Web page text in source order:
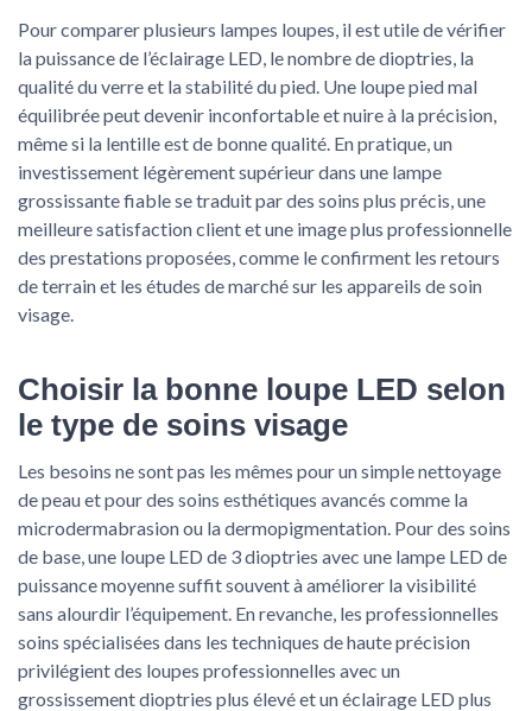
Pour comparer plusieurs lampes loupes, il est utile de vérifier
la puissance de l’éclairage LED, le nombre de dioptries, la
qualité du verre et la stabilité du pied. Une loupe pied mal
équilibrée peut devenir inconfortable et nuire à la précision,
même si la lentille est de bonne qualité. En pratique, un
investissement légèrement supérieur dans une lampe
grossissante fiable se traduit par des soins plus précis, une
meilleure satisfaction client et une image plus professionnelle
des prestations proposées, comme le confirment les retours
de terrain et les études de marché sur les appareils de soin
visage.
Choisir la bonne loupe LED selon
le type de soins visage
Les besoins ne sont pas les mêmes pour un simple nettoyage
de peau et pour des soins esthétiques avancés comme la
microdermabrasion ou la dermopigmentation. Pour des soins
de base, une loupe LED de 3 dioptries avec une lampe LED de
puissance moyenne suffit souvent à améliorer la visibilité
sans alourdir l’équipement. En revanche, les professionnelles
soins spécialisées dans les techniques de haute précision
privilégient des loupes professionnelles avec un
grossissement dioptries plus élevé et un éclairage LED plus